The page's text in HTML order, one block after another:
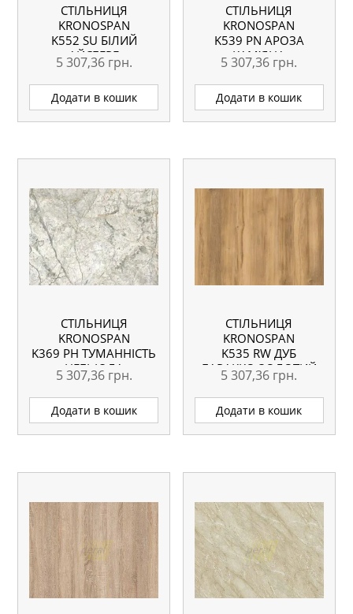
СТІЛЬНИЦЯ
KRONOSPAN
K552 SU БІЛИЙ
АЙСБЕРГ
МАРМУРОВИЙ
4100X600X38 ММ
ВОЛОГОСТІЙКА
5 307,36 грн.
Додати в кошик
СТІЛЬНИЦЯ
KRONOSPAN
K539 PN АРОЗА
КАМ’ЯНА
4100X600X38 ММ
ВОЛОГОСТІЙКА
5 307,36 грн.
Додати в кошик
СТІЛЬНИЦЯ
KRONOSPAN
K369 PH ТУМАННІСТЬ
НЕБЬЮЛА
4100X600X38 ММ
ВОЛОГОСТІЙКА
5 307,36 грн.
Додати в кошик
СТІЛЬНИЦЯ
KRONOSPAN
K535 RW ДУБ
БАРАККО ЗОЛОТИЙ
4100X600X38 ММ
ВОЛОГОСТІЙКА
5 307,36 грн.
Додати в кошик